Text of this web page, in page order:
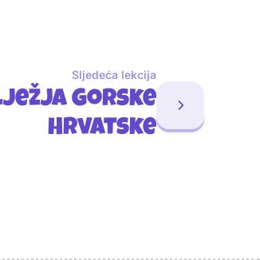
Sljedeća lekcija
Gorske
Hrvatske